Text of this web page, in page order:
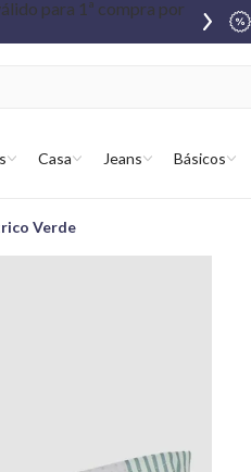
Casa Jeans Básicos
Verde